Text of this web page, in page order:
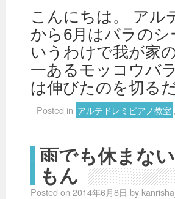
こんにちは。 アル
から6月はバラの
いうわけで我が家
一あるモッコウバ
は伸びたのを切る
Posted in アルテドレミピアノ教室 ,
雨でも休まな
もん
Posted on 2014年6月8日 by